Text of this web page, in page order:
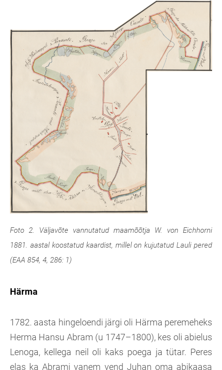
Foto 2. Väljavõte vannutatud maamõõtja W. von Eichhorni
1881. aastal koostatud kaardist, millel on kujutatud Lauli pered
(EAA 854, 4, 286: 1)
Härma
1782. aasta hingeloendi järgi oli Härma peremeheks
Herma Hansu Abram (u 1747–1800), kes oli abielus
Lenoga, kellega neil oli kaks poega ja tütar. Peres
elas ka Abrami vanem vend Juhan oma abikaasa